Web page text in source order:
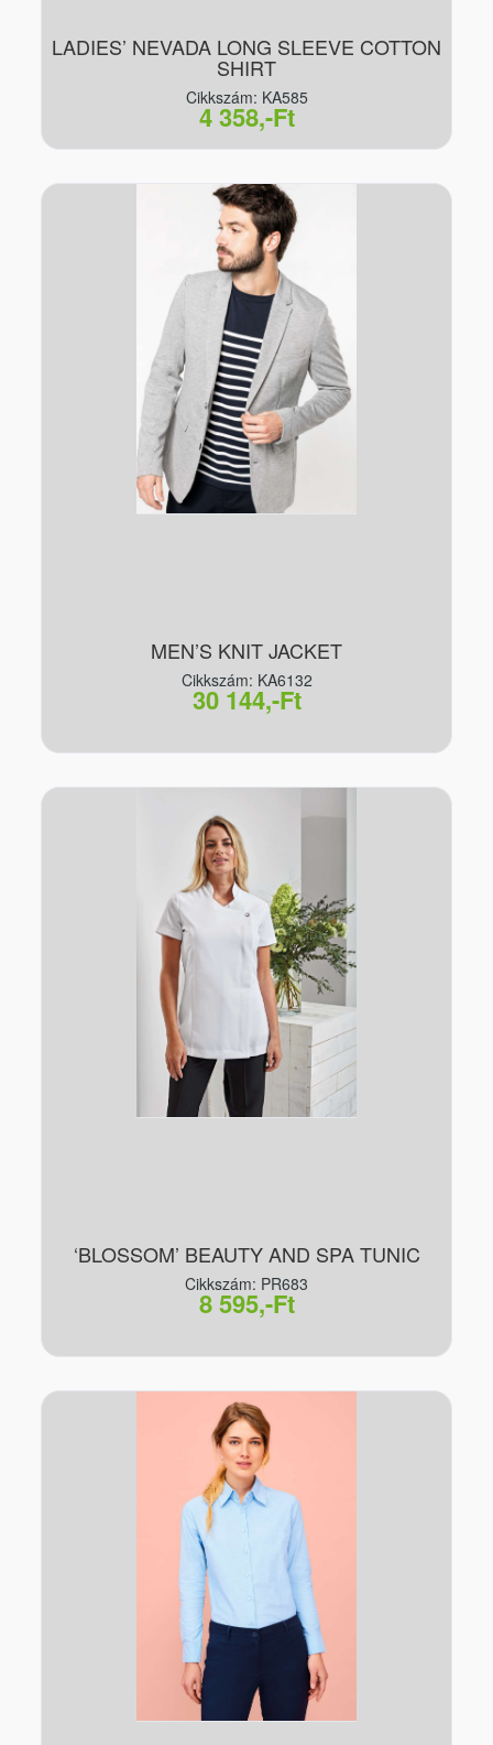
LADIES’ NEVADA LONG SLEEVE COTTON
SHIRT
Cikkszám: KA585
4 358,-Ft
MEN’S KNIT JACKET
Cikkszám: KA6132
30 144,-Ft
‘BLOSSOM’ BEAUTY AND SPA TUNIC
Cikkszám: PR683
8 595,-Ft